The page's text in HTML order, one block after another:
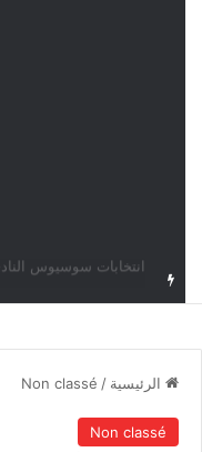
الرئيسية /
Non classé
Non classé